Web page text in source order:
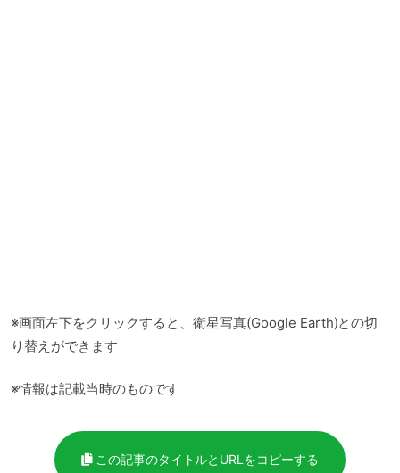
※画面左下をクリックすると、衛星写真(Google Earth)との切
り替えができます
※情報は記載当時のものです
この記事のタイトルとURLをコピーする